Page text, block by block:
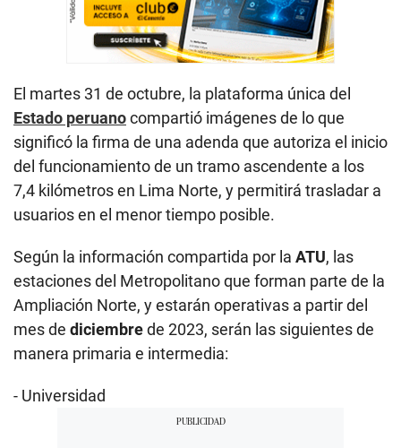
El martes 31 de octubre, la plataforma única del
Estado peruanocompartió imágenes de lo que
significó la firma de una adenda que autoriza el inicio
del funcionamiento de un tramo ascendente a los
7,4 kilómetros en Lima Norte, y permitirá trasladar a
usuarios en el menor tiempo posible.
Según la información compartida por la ATU, las
estaciones del Metropolitano que forman parte de la
Ampliación Norte, y estarán operativas a partir del
mes de diciembrede 2023, serán las siguientes de
manera primaria e intermedia:
- Universidad